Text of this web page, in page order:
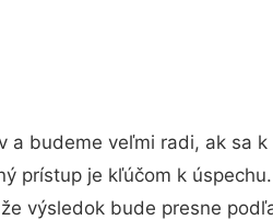
a budeme veľmi radi, ak sa
prístup je kľúčom k úspechu.
výsledok bude presne